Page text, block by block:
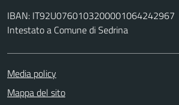
IBAN: IT92U0760103200001064242967
Intestato a Comune di Sedrina
Media policy
Mappa del sito